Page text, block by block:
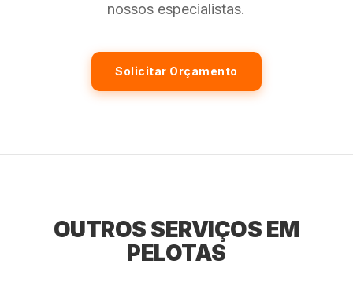
nossos especialistas.
Solicitar Orçamento
OUTROS SERVIÇOS EM
PELOTAS